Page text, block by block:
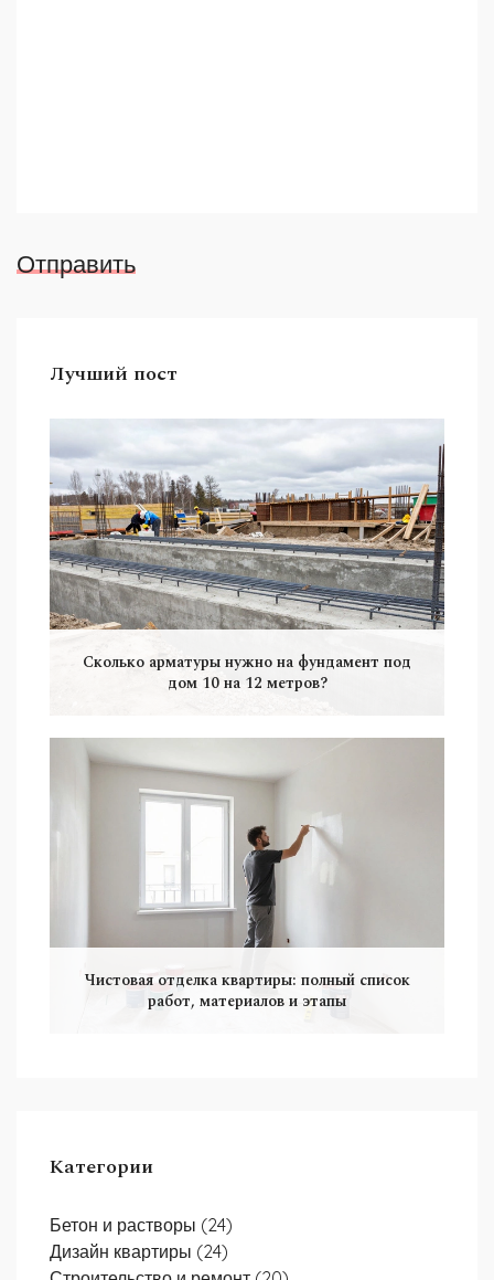
Отправить
Лучший пост
Сколько арматуры нужно на фундамент под
дом 10 на 12 метров?
Чистовая отделка квартиры: полный список
работ, материалов и этапы
Категории
Бетон и растворы (24)
Дизайн квартиры (24)